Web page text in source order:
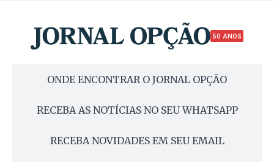
50 ANOS
ONDE ENCONTRAR O JORNAL OPÇÃO
RECEBA AS NOTÍCIAS NO SEU WHATSAPP
RECEBA NOVIDADES EM SEU EMAIL